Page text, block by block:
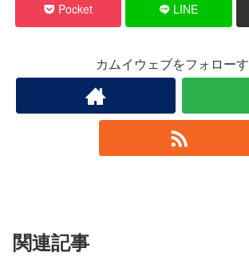
Pocket LINE
カムイウェブをフォロー
関連記事